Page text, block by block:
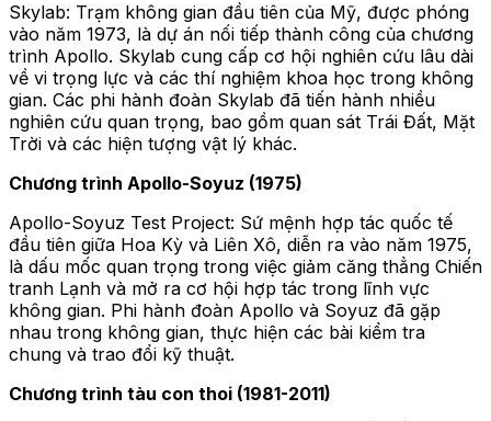
Skylab: Trạm không gian đầu tiên của Mỹ, được phóng
vào năm 1973, là dự án nối tiếp thành công của chương
trình Apollo. Skylab cung cấp cơ hội nghiên cứu lâu dài
về vi trọng lực và các thí nghiệm khoa học trong không
gian. Các phi hành đoàn Skylab đã tiến hành nhiều
nghiên cứu quan trọng, bao gồm quan sát Trái Đất, Mặt
Trời và các hiện tượng vật lý khác.
Chương trình Apollo-Soyuz (1975)
Apollo-Soyuz Test Project: Sứ mệnh hợp tác quốc tế
đầu tiên giữa Hoa Kỳ và Liên Xô, diễn ra vào năm 1975,
là dấu mốc quan trọng trong việc giảm căng thẳng Chiến
tranh Lạnh và mở ra cơ hội hợp tác trong lĩnh vực
không gian. Phi hành đoàn Apollo và Soyuz đã gặp
nhau trong không gian, thực hiện các bài kiểm tra
chung và trao đổi kỹ thuật.
Chương trình tàu con thoi (1981-2011)